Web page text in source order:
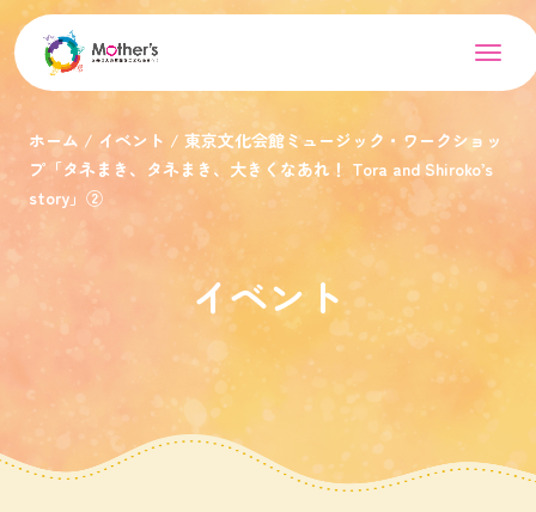
ホーム イベント
東京文化会館ミュージック・ワークショッ
プ「タネまき、タネまき、大きくなあれ！ Tora and Shiroko’s
story」②
イベント